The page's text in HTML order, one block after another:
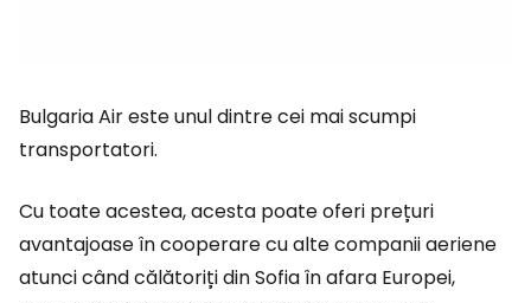
Bulgaria Air este unul dintre cei mai scumpi
transportatori.
Cu toate acestea, acesta poate oferi prețuri
avantajoase în cooperare cu alte companii aeriene
atunci când călătoriți din Sofia în afara Europei,